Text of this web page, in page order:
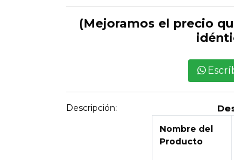
(Mejoramos el precio
Descripción:
Nombre del
Producto